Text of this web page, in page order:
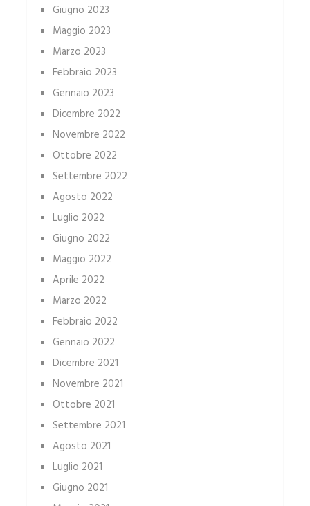
Giugno 2023
Maggio 2023
Marzo 2023
Febbraio 2023
Gennaio 2023
Dicembre 2022
Novembre 2022
Ottobre 2022
Settembre 2022
Agosto 2022
Luglio 2022
Giugno 2022
Maggio 2022
Aprile 2022
Marzo 2022
Febbraio 2022
Gennaio 2022
Dicembre 2021
Novembre 2021
Ottobre 2021
Settembre 2021
Agosto 2021
Luglio 2021
Giugno 2021